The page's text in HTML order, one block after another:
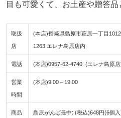
目も可愛くて、お土産や贈答品
取扱
店
(本店)長崎県島原市萩原一丁目
1263 エレナ島原店内
電話 (本店)0957-62-4740 (エレナ島原
営業
時間
(本店)9:00～19:00
商品 島原がんば最中: (税込)648円(6個